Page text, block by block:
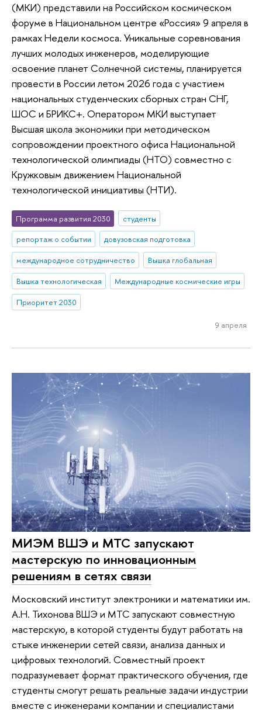
(МКИ) представили на Российском космическом
форуме в Национальном центре «Россия» 9 апреля в
рамках Недели космоса. Уникальные соревнования
лучших молодых инженеров, моделирующие
освоение планет Солнечной системы, планируется
провести в России летом 2026 года с участием
национальных студенческих сборных стран СНГ,
ШОС и БРИКС+. Оператором МКИ выступает
Высшая школа экономики при методическом
сопровождении проектного офиса Национальной
технологической олимпиады (НТО) совместно с
Кружковым движением Национальной
технологической инициативы (НТИ).
Программа развития 2030
студенты
репортаж о событии
довузовская подготовка
международное сотрудничество
Вышка глобальная
Вышка технологическая
Международные космические игры
Приоритет 2030
9 апреля
МИЭМ ВШЭ и МТС запускают
мастерскую по инновационным
решениям в сетях связи
​​​​​​​Московский институт электроники и математики им.
А.Н. Тихонова ВШЭ и МТС запускают совместную
мастерскую, в которой студенты будут работать на
стыке инженерии сетей связи, анализа данных и
цифровых технологий. Совместный проект
подразумевает формат практического обучения, где
студенты смогут решать реальные задачи индустрии
вместе с инженерами компании и специалистами